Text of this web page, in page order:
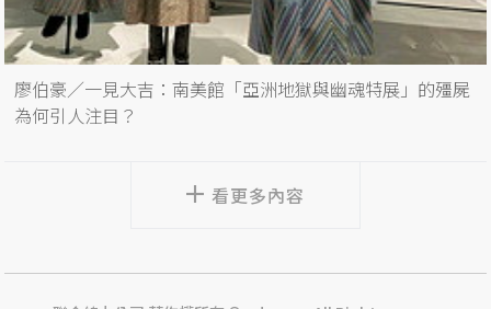
廖伯豪／一見大吉：南美館「亞洲地獄與幽魂特展」的殭屍
為何引人注目？
看更多內容